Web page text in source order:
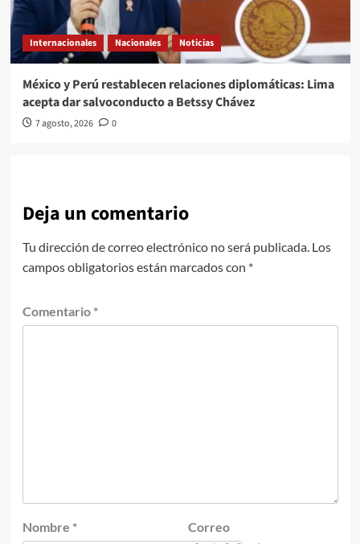
Internacionales Nacionales Noticias
México y Perú restablecen relaciones diplomáticas: Lima
acepta dar salvoconducto a Betssy Chávez
7 agosto, 2026 0
Deja un comentario
Tu dirección de correo electrónico no será publicada. Los
campos obligatorios están marcados con *
Comentario *
Nombre *
Correo